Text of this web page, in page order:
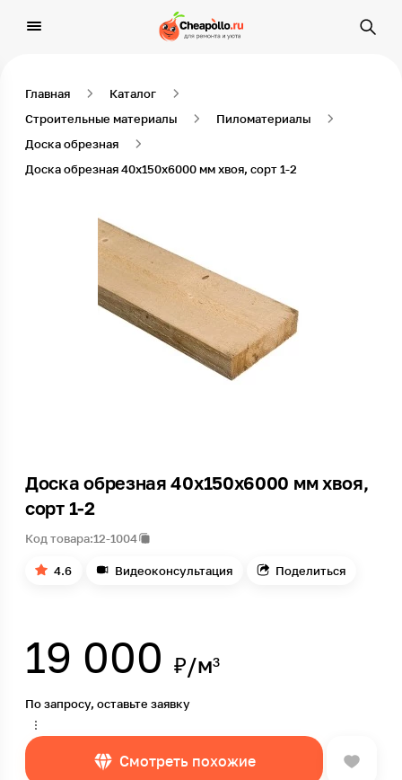
Главная
Каталог
Строительные материалы
Пиломатериалы
Доска обрезная
Доска обрезная 40х150х6000 мм хвоя, сорт 1-2
Доска обрезная 40х150х6000 мм хвоя,
сорт 1-2
Код товара:12-1004
4.6 Видеоконсультация Поделиться
19 000 ₽/м³
По запросу, оставьте заявку
Смотреть похожие